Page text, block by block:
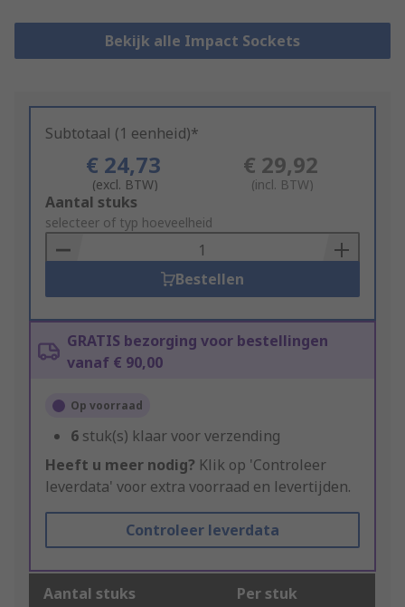
Bekijk alle Impact Sockets
Subtotaal (1 eenheid)*
€ 24,73
(excl. BTW)
€ 29,92
(incl. BTW)
Add
to
Basket
Aantal stuks
selecteer of typ hoeveelheid
Bestellen
GRATIS bezorging voor bestellingen
vanaf € 90,00
Op voorraad
6 stuk(s) klaar voor verzending
Heeft u meer nodig? Klik op 'Controleer
leverdata' voor extra voorraad en levertijden.
Controleer leverdata
Aantal stuks Per stuk